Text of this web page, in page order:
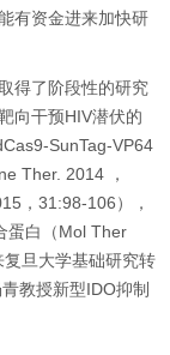
有资金进来加快研
得了阶段性的研究
向干预HIV潜伏的
SunTag-VP64
Ther. 2014
，
， 31:98-106），
蛋白（Mol Ther
复旦大学基础研究转
教授新型IDO抑制